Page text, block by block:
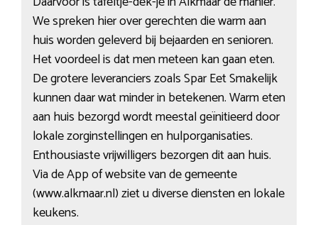
We spreken hier over gerechten die warm aan
huis worden geleverd bij bejaarden en senioren.
Het voordeel is dat men meteen kan gaan eten.
De grotere leveranciers zoals Spar Eet Smakelijk
kunnen daar wat minder in betekenen. Warm eten
aan huis bezorgd wordt meestal geïnitieerd door
lokale zorginstellingen en hulporganisaties.
Enthousiaste vrijwilligers bezorgen dit aan huis.
Via de App of website van de gemeente
(www.alkmaar.nl) ziet u diverse diensten en lokale
keukens.